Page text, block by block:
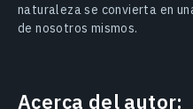
naturaleza se convierta en
de nosotros mismos.
Acerca del autor: